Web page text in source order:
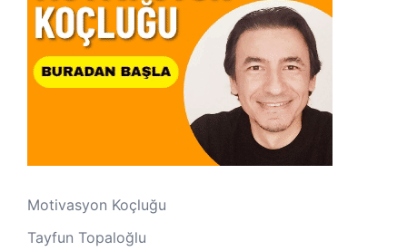
Motivasyon Koçluğu
Tayfun Topaloğlu